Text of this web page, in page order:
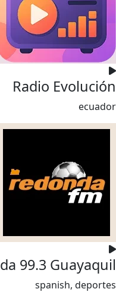
Radio Evolución
ecuador
99.3 Guayaquil
spanish, deportes